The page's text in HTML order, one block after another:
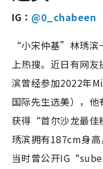
IG： @0_chabeen
“小宋仲基”林琇滨
上热搜。近日有网
滨曾经参加2022年
国际先生选美），
获得“首尔沙龙最佳
琇滨拥有187cm身高
当时曾公开